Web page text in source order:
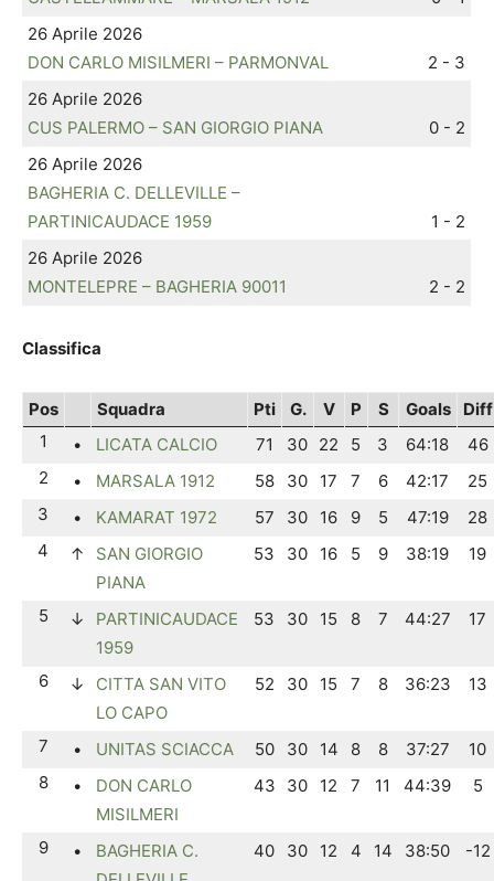
26 Aprile 2026
DON CARLO MISILMERI – PARMONVAL
2 - 3
26 Aprile 2026
CUS PALERMO – SAN GIORGIO PIANA
0 - 2
26 Aprile 2026
BAGHERIA C. DELLEVILLE –
PARTINICAUDACE 1959
1 - 2
26 Aprile 2026
MONTELEPRE – BAGHERIA 90011
2 - 2
Classifica
Pos Squadra Pti G. V P S Goals
Diff
1
• LICATA CALCIO 71 30 22 5 3 64:18
46
2
• MARSALA 1912 58 30 17 7 6 42:17
25
3
• KAMARAT 1972 57 30 16 9 5 47:19
28
4
↑
SAN GIORGIO
PIANA
53 30 16 5 9 38:19 19
5 ↓
PARTINICAUDACE
1959
53 30 15 8 7 44:27 17
6 ↓
CITTA SAN VITO
LO CAPO
52 30 15 7 8 36:23 13
7 • UNITAS SCIACCA 50 30 14 8 8 37:27
10
8
•
DON CARLO
MISILMERI
43 30 12 7 11 44:39 5
9 •
BAGHERIA C.
40 30 12 4 14 38:50 -12